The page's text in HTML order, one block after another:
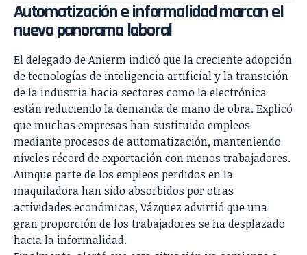
Automatización e informalidad marcan el
nuevo panorama laboral
El delegado de Anierm indicó que la creciente adopción
de tecnologías de inteligencia artificial y la transición
de la industria hacia sectores como la electrónica
están reduciendo la demanda de mano de obra. Explicó
que muchas empresas han sustituido empleos
mediante procesos de automatización, manteniendo
niveles récord de exportación con menos trabajadores.
Aunque parte de los empleos perdidos en la
maquiladora han sido absorbidos por otras
actividades económicas, Vázquez advirtió que una
gran proporción de los trabajadores se ha desplazado
hacia la informalidad.